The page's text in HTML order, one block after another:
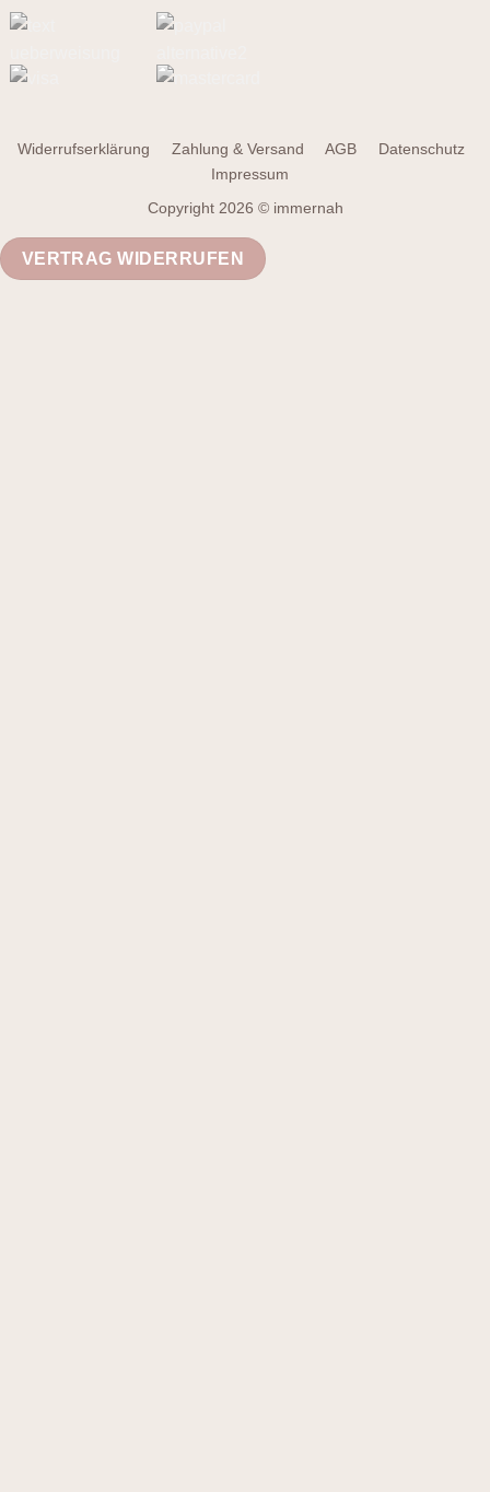
Widerrufserklärung Zahlung & Versand AGB
Datenschutz
Impressum
Copyright 2026 © immernah
VERTRAG WIDERRUFEN